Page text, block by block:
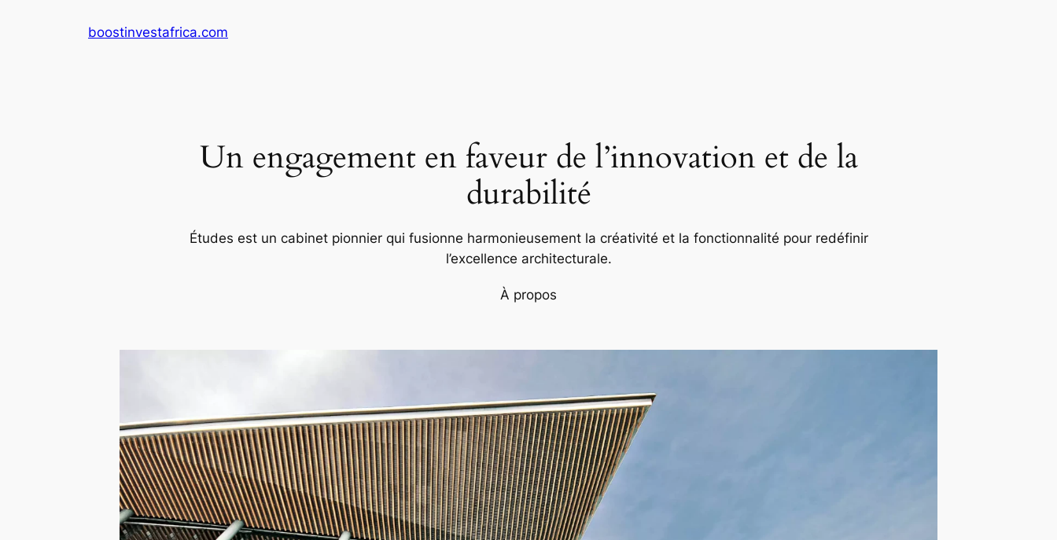
boostinvestafrica.com
Un engagement en faveur de l’innovation et de la
durabilité
Études est un cabinet pionnier qui fusionne harmonieusement la créativité et la fonctionnalité pour redéfinir
l’excellence architecturale.
À propos